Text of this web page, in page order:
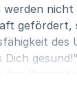
werden nicht
gefördert,
des
Dich
den
Durch